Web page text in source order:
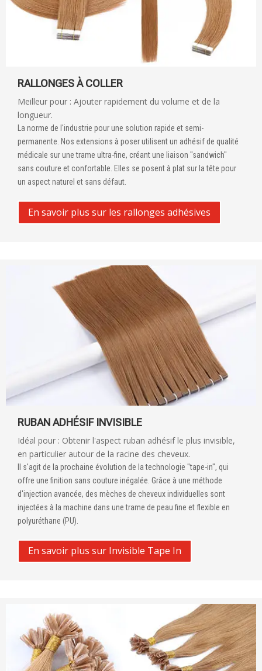
RALLONGES À COLLER
Meilleur pour : Ajouter rapidement du volume et de la
longueur.
La norme de l'industrie pour une solution rapide et semi-
permanente. Nos extensions à poser utilisent un adhésif de qualité
médicale sur une trame ultra-fine, créant une liaison "sandwich"
sans couture et confortable. Elles se posent à plat sur la tête pour
un aspect naturel et sans défaut.
En savoir plus sur les rallonges adhésives
RUBAN ADHÉSIF INVISIBLE
Idéal pour : Obtenir l'aspect ruban adhésif le plus invisible,
en particulier autour de la racine des cheveux.
Il s'agit de la prochaine évolution de la technologie "tape-in", qui
offre une finition sans couture inégalée. Grâce à une méthode
d'injection avancée, des mèches de cheveux individuelles sont
injectées à la machine dans une trame de peau fine et flexible en
polyuréthane (PU).
En savoir plus sur Invisible Tape In